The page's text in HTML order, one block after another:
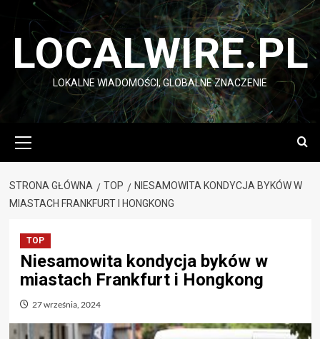
Przejdź
LOCALWIRE.PL
LOKALNE WIADOMOŚCI, GLOBALNE ZNACZENIE
główne
STRONA GŁÓWNA TOP
NIESAMOWITA KONDYCJA BYKÓW W
MIASTACH FRANKFURT I HONGKONG
TOP
Niesamowita kondycja byków w
miastach Frankfurt i Hongkong
27 września, 2024